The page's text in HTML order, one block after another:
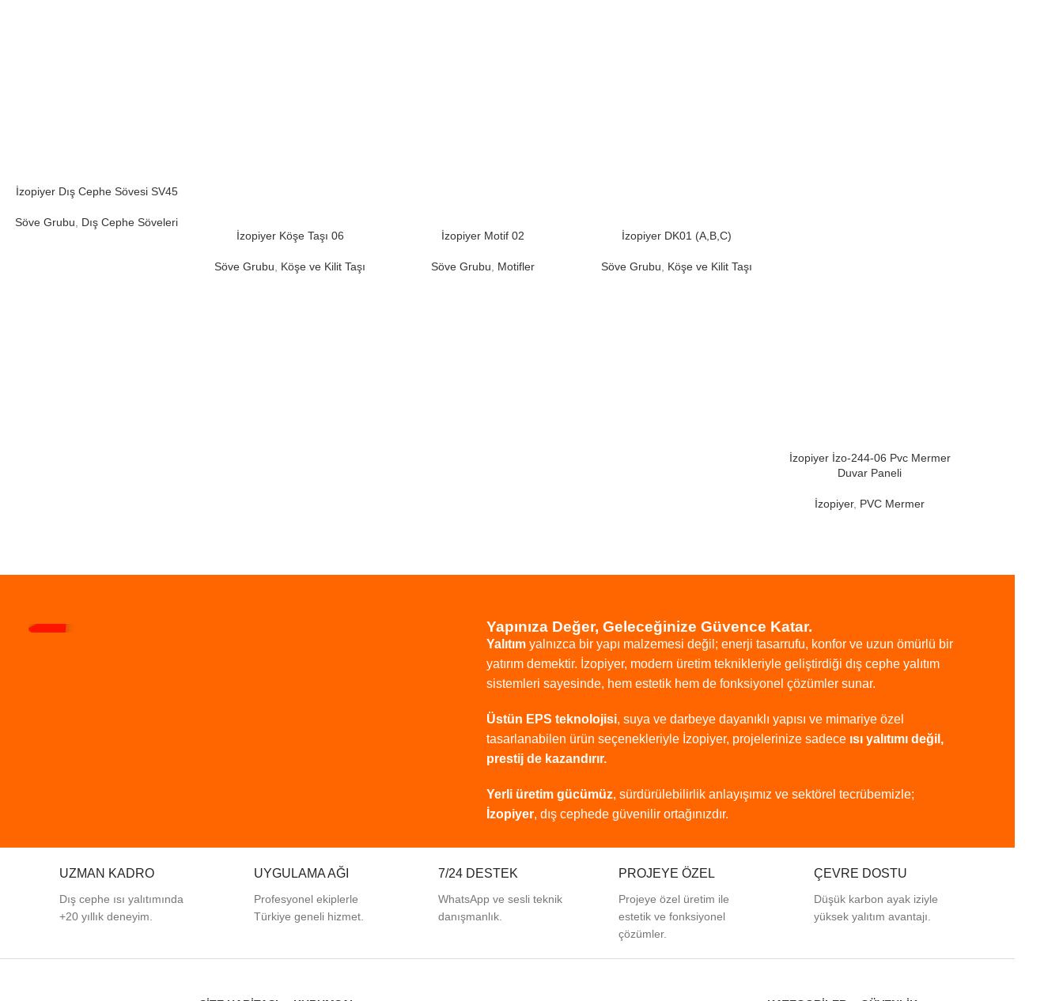
İzopiyer Dış Cephe Sövesi SV45
Söve Grubu
Dış Cephe Söveleri
İzopiyer Köşe Taşı 06
Söve Grubu Köşe ve Kilit Taşı
İzopiyer Motif 02
Söve Grubu Motifler
İzopiyer DK01 (A,B,C)
Söve Grubu Köşe ve Kilit Taşı
İzopiyer İzo-244-06 Pvc Mermer
Duvar Paneli
İzopiyer, PVC Mermer
Yapınıza Değer, Geleceğinize Güvence Katar.
Yalıtım yalnızca bir yapı malzemesi değil; enerji tasarrufu, konfor ve uzun ömürlü bir
yatırım demektir. İzopiyer, modern üretim teknikleriyle geliştirdiği dış cephe yalıtım
sistemleri sayesinde, hem estetik hem de fonksiyonel çözümler sunar.
Üstün EPS teknolojisi, suya ve darbeye dayanıklı yapısı ve mimariye özel
tasarlanabilen ürün seçenekleriyle İzopiyer, projelerinize sadece ısı yalıtımı değil,
prestij de kazandırır.
Yerli üretim gücümüz, sürdürülebilirlik anlayışımız ve sektörel tecrübemizle;
İzopiyer, dış cephede güvenilir ortağınızdır.
UZMAN KADRO
Dış cephe ısı yalıtımında
+20 yıllık deneyim.
UYGULAMA AĞI
Profesyonel ekiplerle
Türkiye geneli hizmet.
7/24 DESTEK
WhatsApp ve sesli teknik
danışmanlık.
PROJEYE ÖZEL
Projeye özel üretim ile
estetik ve fonksiyonel
çözümler.
ÇEVRE DOSTU
Düşük karbon ayak iziyle
yüksek yalıtım avantajı.